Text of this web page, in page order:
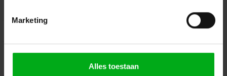
Marketing
Alles toestaan
Veilig winkelen